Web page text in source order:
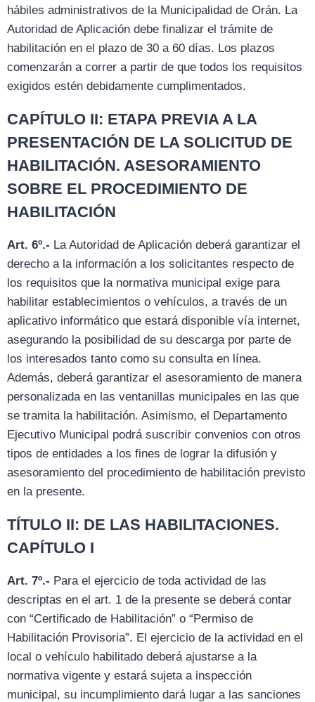
hábiles administrativos de la Municipalidad de Orán. La
Autoridad de Aplicación debe finalizar el trámite de
habilitación en el plazo de 30 a 60 días. Los plazos
comenzarán a correr a partir de que todos los requisitos
exigidos estén debidamente cumplimentados.
CAPÍTULO II: ETAPA PREVIA A LA
PRESENTACIÓN DE LA SOLICITUD DE
HABILITACIÓN. ASESORAMIENTO
SOBRE EL PROCEDIMIENTO DE
HABILITACIÓN
Art. 6º.- La Autoridad de Aplicación deberá garantizar el
derecho a la información a los solicitantes respecto de
los requisitos que la normativa municipal exige para
habilitar establecimientos o vehículos, a través de un
aplicativo informático que estará disponible vía internet,
asegurando la posibilidad de su descarga por parte de
los interesados tanto como su consulta en línea.
Además, deberá garantizar el asesoramiento de manera
personalizada en las ventanillas municipales en las que
se tramita la habilitación. Asimismo, el Departamento
Ejecutivo Municipal podrá suscribir convenios con otros
tipos de entidades a los fines de lograr la difusión y
asesoramiento del procedimiento de habilitación previsto
en la presente.
TÍTULO II: DE LAS HABILITACIONES.
CAPÍTULO I
Art. 7º.- Para el ejercicio de toda actividad de las
descriptas en el art. 1 de la presente se deberá contar
con “Certificado de Habilitación” o “Permiso de
Habilitación Provisoria”. El ejercicio de la actividad en el
local o vehículo habilitado deberá ajustarse a la
normativa vigente y estará sujeta a inspección
municipal, su incumplimiento dará lugar a las sanciones